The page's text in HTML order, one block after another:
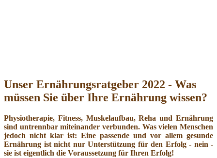
Unser Ernährungsratgeber 2022 - Was
müssen Sie über Ihre Ernährung wissen?
Physiotherapie, Fitness, Muskelaufbau, Reha und Ernährung
sind untrennbar miteinander verbunden. Was vielen Menschen
jedoch nicht klar ist: Eine passende und vor allem gesunde
Ernährung ist nicht nur Unterstützung für den Erfolg - nein -
sie ist eigentlich die Voraussetzung für Ihren Erfolg!